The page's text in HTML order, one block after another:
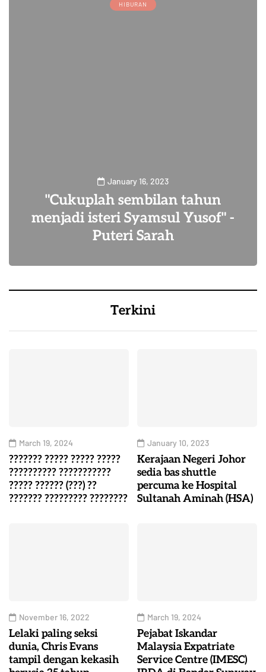
HIBURAN
January 16, 2023
"Cukuplah sembilan tahun
menjadi isteri Syamsul Yusof" -
Puteri Sarah
Terkini
March 19, 2024
??????? ????? ????? ?????
?????????? ???????????
????? ?????? (???) ??
??????? ????????? ????????
January 10, 2023
Kerajaan Negeri Johor
sedia bas shuttle
percuma ke Hospital
Sultanah Aminah (HSA)
November 16, 2022
Lelaki paling seksi
dunia, Chris Evans
tampil dengan kekasih
March 19, 2024
Pejabat Iskandar
Malaysia Expatriate
Service Centre (IMESC)